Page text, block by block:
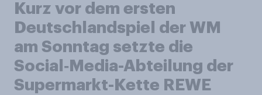
Kurz vor dem ersten
Deutschlandspiel der WM
am Sonntag setzte die
Social‑Media-Abteilung der
Supermarkt-Kette REWE